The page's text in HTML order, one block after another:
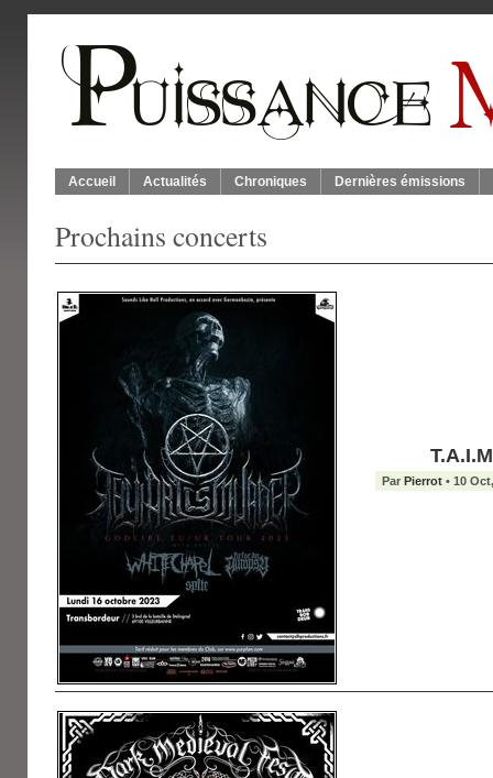
Accueil Actualités Chroniques Dernières émissions
Prochains concerts
Par Pierrot • 10